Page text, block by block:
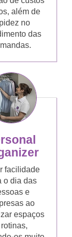
além de
no
das
facilidade
o dia das
e
ao
espaços